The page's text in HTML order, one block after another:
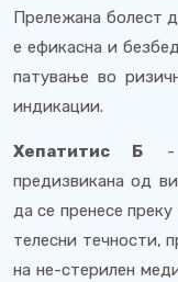
Прележана болест
е ефикасна и
патување во
индикации.
Хепатитис Б -
предизвикана од
да се пренесе
телесни течности,
на не-стерилен